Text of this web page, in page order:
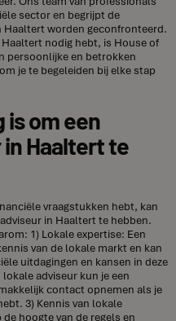
sector en begrijpt de
Haaltert worden geconfronteerd.
nodig hebt, is House of
persoonlijke en betrokken
je te begeleiden bij elke stap
is om een
Haaltert te
vraagstukken hebt, kan
in Haaltert te hebben.
1) Lokale expertise: Een
van de lokale markt en kan
uitdagingen en kansen in deze
adviseur kun je een
contact opnemen als je
3) Kennis van lokale
hoogte van de regels en